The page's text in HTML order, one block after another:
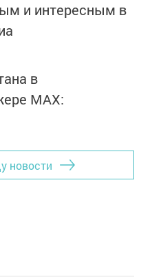
и интересным в
в
MАХ:
новости